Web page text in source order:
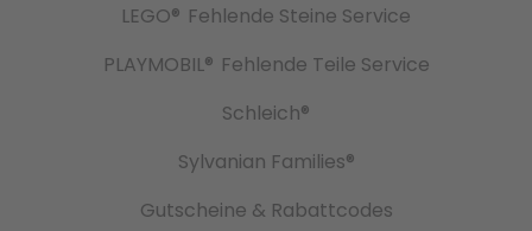
LEGO® Fehlende Steine Service
PLAYMOBIL® Fehlende Teile Service
Schleich®
Sylvanian Families®
Gutscheine & Rabattcodes